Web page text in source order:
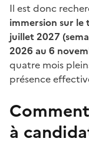
Il est donc
immersion sur
juillet 2027
2026 au 6
quatre mois
présence
à